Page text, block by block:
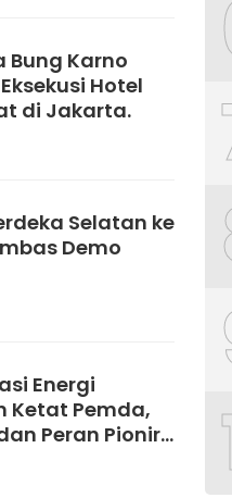
Bung Karno
Hotel
di Jakarta.
Selatan ke
Demo
Energi
Ketat Pemda,
Peran Pionir
Zero